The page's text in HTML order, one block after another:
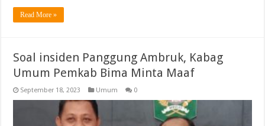
Read More »
Soal insiden Panggung Ambruk, Kabag
Umum Pemkab Bima Minta Maaf
September 18, 2023 Umum 0